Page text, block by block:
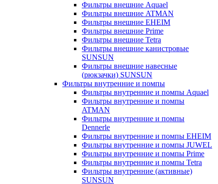
Фильтры внешние Aquael
Фильтры внешние ATMAN
Фильтры внешние EHEIM
Фильтры внешние Prime
Фильтры внешние Tetra
Фильтры внешние канистровые
SUNSUN
Фильтры внешние навесные
(рюкзачки) SUNSUN
Фильтры внутренние и помпы
Фильтры внутренние и помпы Aquael
Фильтры внутренние и помпы
ATMAN
Фильтры внутренние и помпы
Dennerle
Фильтры внутренние и помпы EHEIM
Фильтры внутренние и помпы JUWEL
Фильтры внутренние и помпы Prime
Фильтры внутренние и помпы Tetra
Фильтры внутренние (активные)
SUNSUN